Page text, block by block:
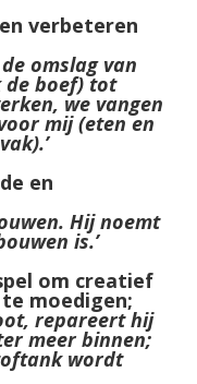
verbeteren
omslag van
de boef) tot
we vangen
mij (eten en
en
Hij noemt
is.’
om creatief
moedigen;
repareert hij
meer binnen;
wordt